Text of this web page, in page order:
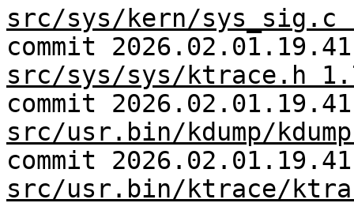
src/sys/kern/sys_sig.c
commit
src/sys/sys/ktrace.h
commit
src/usr.bin/kdump/
commit
src/usr.bin/ktrace/